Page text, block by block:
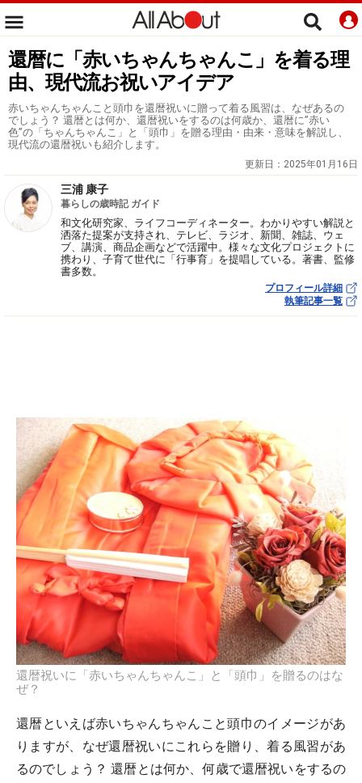
還暦に「赤いちゃんちゃんこ」を着る理
由、現代流お祝いアイデア
赤いちゃんちゃんこと頭巾を還暦祝いに贈って着る風習は、なぜあるの
でしょう？ 還暦とは何か、還暦祝いをするのは何歳か、還暦に”赤い
色”の「ちゃんちゃんこ」と「頭巾」を贈る理由・由来・意味を解説し、
現代流の還暦祝いも紹介します。
更新日： 2025年01月16日
三浦 康子
暮らしの歳時記 ガイド
和文化研究家、ライフコーディネーター。わかりやすい解説と
洒落た提案が支持され、テレビ、ラジオ、新聞、雑誌、ウェ
ブ、講演、商品企画などで活躍中。様々な文化プロジェクトに
携わり、子育て世代に「行事育」を提唱している。著書、監修
書多数。
プロフィール詳細
執筆記事一覧
還暦祝いに「赤いちゃんちゃんこ」と「頭巾」を贈るのはな
ぜ？
還暦といえば赤いちゃんちゃんこと頭巾のイメージがあ
りますが、なぜ還暦祝いにこれらを贈り、着る風習があ
るのでしょう？ 還暦とは何か、何歳で還暦祝いをするの